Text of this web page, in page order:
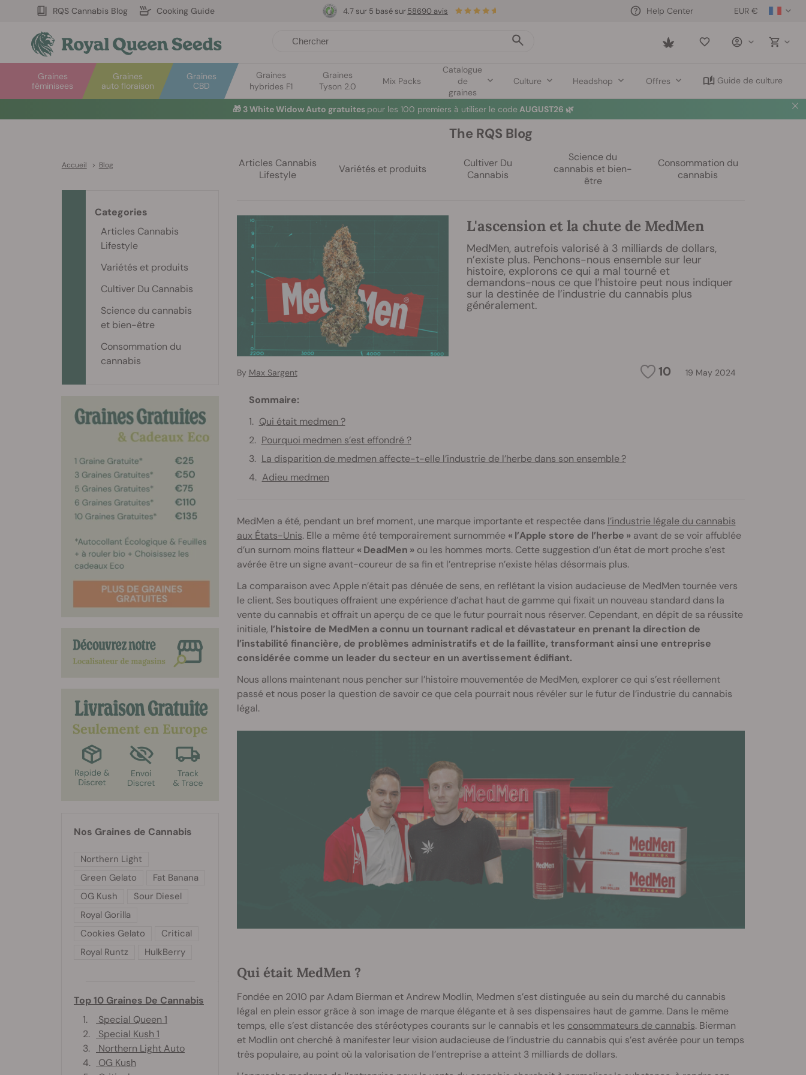
RQS Cannabis Blog Cooking Guide EUR €
Help Center
Saved
Graines
auto floraison
Graines
féminisees
Graines
CBD
Graines
hybrides F1
Graines
Tyson 2.0
Mix Packs
Catalogue
de
graines
Culture Headshop Offres Guide de culture
4.7 sur 5 basé sur58690 avis
🎁 3 White Widow Auto gratuites pour les 100 premiers à utiliser le code AUGUST26 🌿
Accueil > Blog
The RQS Blog
Articles Cannabis
Lifestyle
Variétés et produits
Cultiver Du
Cannabis
Science du
cannabis et bien-
être
Consommation du
cannabis
L'ascension et la chute de MedMen
MedMen, autrefois valorisé à 3 milliards de dollars,
n’existe plus. Penchons-nous ensemble sur leur
histoire, explorons ce qui a mal tourné et
demandons-nous ce que l’histoire peut nous indiquer
sur la destinée de l’industrie du cannabis plus
généralement.
10 19 May 2024
By Max Sargent
Sommaire:
Qui était medmen ?
Pourquoi medmen s’est effondré ?
La disparition de medmen affecte-t-elle l’industrie de l’herbe dans son ensemble ?
Adieu medmen
MedMen a été, pendant un bref moment, une marque importante et respectée dans l’industrie légale du cannabis
aux États-Unis. Elle a même été temporairement surnommée « l’Apple store de l’herbe »avant de se voir affublée
d’un surnom moins flatteur « DeadMen »ou les hommes morts. Cette suggestion d’un état de mort proche s’est
avérée être un signe avant-coureur de sa fin et l’entreprise n’existe hélas désormais plus.
La comparaison avec Apple n’était pas dénuée de sens, en reflétant la vision audacieuse de MedMen tournée vers
le client. Ses boutiques offraient une expérience d’achat haut de gamme qui fixait un nouveau standard dans la
vente du cannabis et offrait un aperçu de ce que le futur pourrait nous réserver. Cependant, en dépit de sa réussite
initiale, l’histoire de MedMen a connu un tournant radical et dévastateur en prenant la direction de
l’instabilité financière, de problèmes administratifs et de la faillite, transformant ainsi une entreprise
considérée comme un leader du secteur en un avertissement édifiant.
Nous allons maintenant nous pencher sur l’histoire mouvementée de MedMen, explorer ce qui s’est réellement
passé et nous poser la question de savoir ce que cela pourrait nous révéler sur le futur de l’industrie du cannabis
légal.
Qui était MedMen ?
Fondée en 2010 par Adam Bierman et Andrew Modlin, Medmen s’est distinguée au sein du marché du cannabis
légal en plein essor grâce à son image de marque élégante et à ses dispensaires haut de gamme. Dans le même
temps, elle s’est distancée des stéréotypes courants sur le cannabis et les consommateurs de cannabis. Bierman
et Modlin ont cherché à manifester leur vision audacieuse de l’industrie du cannabis qui s’est avérée pour un temps
très populaire, au point où la valorisation de l’entreprise a atteint 3 milliards de dollars.
Categories
Articles Cannabis
Lifestyle
Variétés et produits
Cultiver Du Cannabis
Science du cannabis
et bien-être
Consommation du
cannabis
Nos Graines de Cannabis
Northern Light
Green Gelato
Fat Banana
OG Kush
Sour Diesel
Royal Gorilla
Cookies Gelato
Critical
Royal Runtz
HulkBerry
Top 10 Graines De Cannabis
1.
Special Queen 1
2.
Special Kush 1
3.
Northern Light Auto
4.
OG Kush